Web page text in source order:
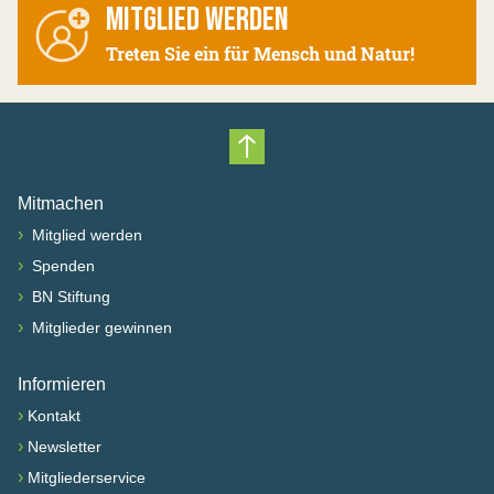
MITGLIED WERDEN
Treten Sie ein für Mensch und Natur!
Nach oben scrollen
Mitmachen
› Mitglied werden
› Spenden
› BN Stiftung
› Mitglieder gewinnen
Informieren
› Kontakt
› Newsletter
› Mitgliederservice